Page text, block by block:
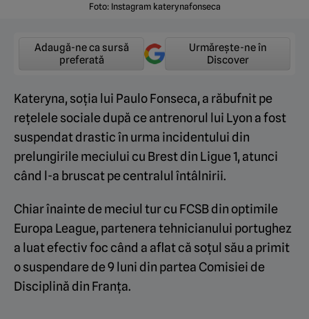
Foto: Instagram katerynafonseca
Adaugă-ne ca sursă
preferată
Urmărește-ne în
Discover
Kateryna, soția lui Paulo Fonseca, a răbufnit pe
rețelele sociale după ce antrenorul lui Lyon a fost
suspendat drastic în urma incidentului din
prelungirile meciului cu Brest din Ligue 1, atunci
când l-a bruscat pe centralul întâlnirii.
Chiar înainte de meciul tur cu FCSB din optimile
Europa League, partenera tehnicianului portughez
a luat efectiv foc când a aflat că soțul său a primit
o suspendare de 9 luni din partea Comisiei de
Disciplină din Franța.